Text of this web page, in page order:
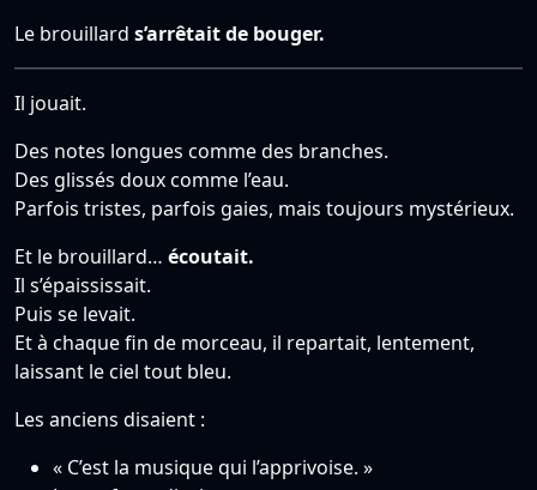
Le brouillard s’arrêtait de bouger.
Il jouait.
Des notes longues comme des branches.
Des glissés doux comme l’eau.
Parfois tristes, parfois gaies, mais toujours mystérieux.
Et le brouillard… écoutait.
Il s’épaississait.
Puis se levait.
Et à chaque fin de morceau, il repartait, lentement,
laissant le ciel tout bleu.
Les anciens disaient :
« C’est la musique qui l’apprivoise. »